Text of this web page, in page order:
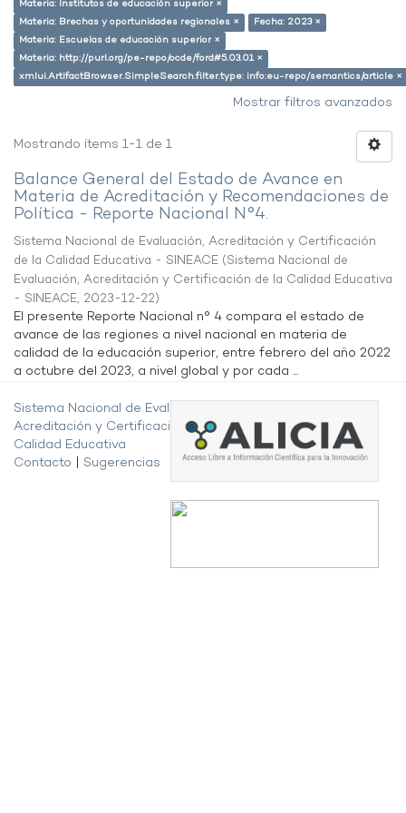
Materia: Institutos de educación superior ×
Materia: Brechas y oportunidades regionales ×
Fecha: 2023 ×
Materia: Escuelas de educación superior ×
Materia: http://purl.org/pe-repo/ocde/ford#5.03.01 ×
xmlui.ArtifactBrowser.SimpleSearch.filter.type: info:eu-repo/semantics/article ×
Mostrar filtros avanzados
Mostrando ítems 1-1 de 1
Balance General del Estado de Avance en
Materia de Acreditación y Recomendaciones de
Política - Reporte Nacional N°4.
Sistema Nacional de Evaluación, Acreditación y Certificación
de la Calidad Educativa - SINEACE (Sistema Nacional de
Evaluación, Acreditación y Certificación de la Calidad Educativa
- SINEACE, 2023-12-22)
El presente Reporte Nacional n° 4 compara el estado de
avance de las regiones a nivel nacional en materia de
calidad de la educación superior, entre febrero del año 2022
a octubre del 2023, a nivel global y por cada ...
Sistema Nacional de Evaluación,
Acreditación y Certificación de la
Calidad Educativa
Contacto
Sugerencias